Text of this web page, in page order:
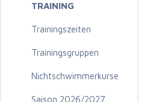
TRAINING
Trainingszeiten
Trainingsgruppen
Nichtschwimmerkurse
Saison 2026/2027